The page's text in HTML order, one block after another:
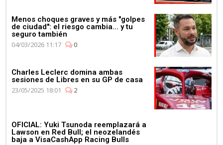
Menos choques graves y más "golpes
de ciudad": el riesgo cambia... y tu
seguro también
04/03/2026 11:17
0
Charles Leclerc domina ambas
sesiones de Libres en su GP de casa
23/05/2025 18:01
2
OFICIAL: Yuki Tsunoda reemplazará a
Lawson en Red Bull; el neozelandés
baja a VisaCashApp Racing Bulls